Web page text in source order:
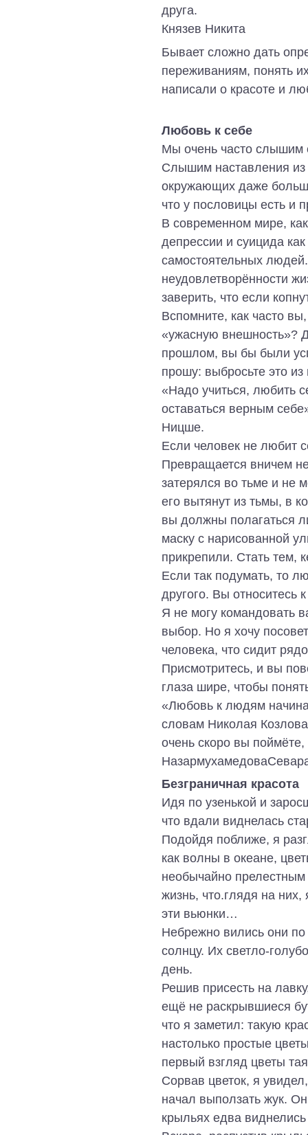
друга.
Князев Никита
Бывает сложно дать
переживаниям, понять
написали о красоте и
Любовь к себе
Мы очень часто слышим
Слышим наставления из
окружающих даже
что у пословицы есть и
В современном мире,
депрессии и суицида
самостоятельных
неудовлетворённости
заверить, что если
Вспомните, как часто
«ужасную внешность»?
прошлом, вы бы были
прошу: выбросьте это из
«Надо учиться, любить
оставаться верным
Ницше.
Если человек не любит
Превращается вничем
затерялся во тьме и не
его вытянут из тьмы, в
вы должны полагаться
маску с нарисованной
прикрепили. Стать тем,
Если так подумать, то
другого. Вы относитесь
Я не могу командовать
выбор. Но я хочу
человека, что сидит
Присмотритесь, и вы
глаза шире, чтобы
«Любовь к людям
словам Николая
очень скоро вы
Безграничная красота
Идя по узенькой и
что вдали виднелась
Подойдя поближе, я
как волны в океане,
необычайно
жизнь, что.глядя на
эти вьюнки…
Небрежно вились они
солнцу. Их светло-
день.
Решив присесть на
ещё не раскрывшиеся
что я заметил: такую
настолько простые
первый взгляд цветы
Сорвав цветок, я
начал выползать жук.
крыльях едва